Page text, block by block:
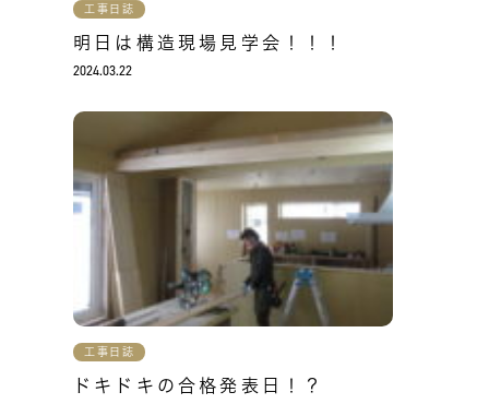
工事日誌
明日は構造現場見学会！！！
2024.03.22
工事日誌
ドキドキの合格発表日！？